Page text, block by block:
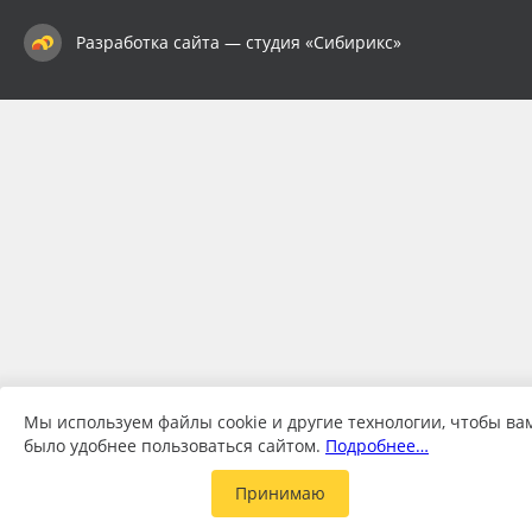
Разработка сайта — студия «Сибирикс»
Мы используем файлы cookie и другие технологии, чтобы
было удобнее пользоваться сайтом. Подробнее…
Принимаю